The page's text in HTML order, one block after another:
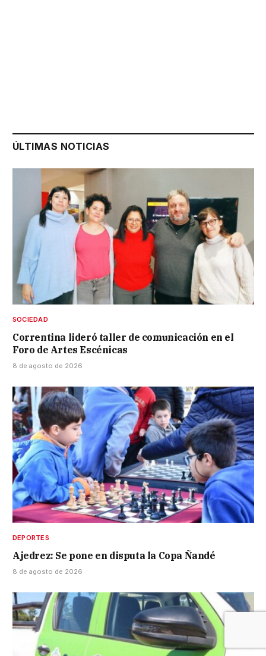
ÚLTIMAS NOTICIAS
SOCIEDAD
Correntina lideró taller de comunicación en el
Foro de Artes Escénicas
8 de agosto de 2026
DEPORTES
Ajedrez: Se pone en disputa la Copa Ñandé
8 de agosto de 2026